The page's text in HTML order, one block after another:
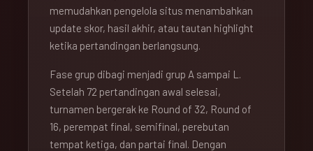
memudahkan pengelola situs menambahkan
update skor, hasil akhir, atau tautan highlight
ketika pertandingan berlangsung.
Fase grup dibagi menjadi grup A sampai L.
Setelah 72 pertandingan awal selesai,
turnamen bergerak ke Round of 32, Round of
16, perempat final, semifinal, perebutan
tempat ketiga, dan partai final. Dengan